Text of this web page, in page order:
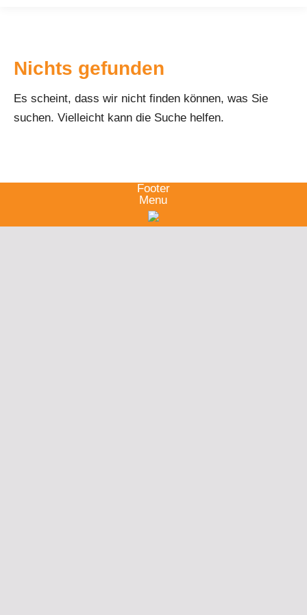
Nichts gefunden
Es scheint, dass wir nicht finden können, was Sie
suchen. Vielleicht kann die Suche helfen.
Footer
Menu